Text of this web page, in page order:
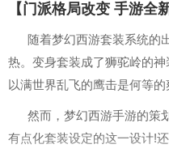
【门派格局改变 手游全
随着梦幻西游套装系统的
热。变身套装成了狮驼岭的
以满世界乱飞的鹰击是何等的
然而，梦幻西游手游的策
有点化套装设定的这一设计!